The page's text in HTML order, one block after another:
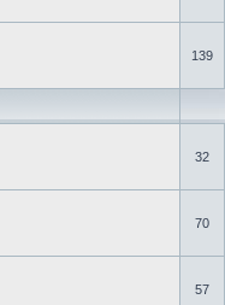
139
32
70
57